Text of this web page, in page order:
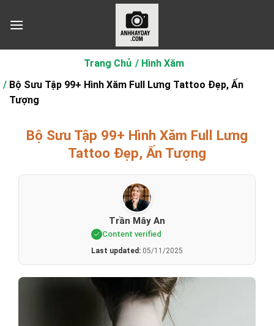
đến
dung
Trang Chủ
Hình Xăm
Bộ Sưu Tập 99+ Hình Xăm Full Lưng Tattoo Đẹp, Ấn
Tượng
Bộ Sưu Tập 99+ Hình Xăm Full Lưng
Tattoo Đẹp, Ấn Tượng
Trần Mây An
Content verified
Last updated: 05/11/2025